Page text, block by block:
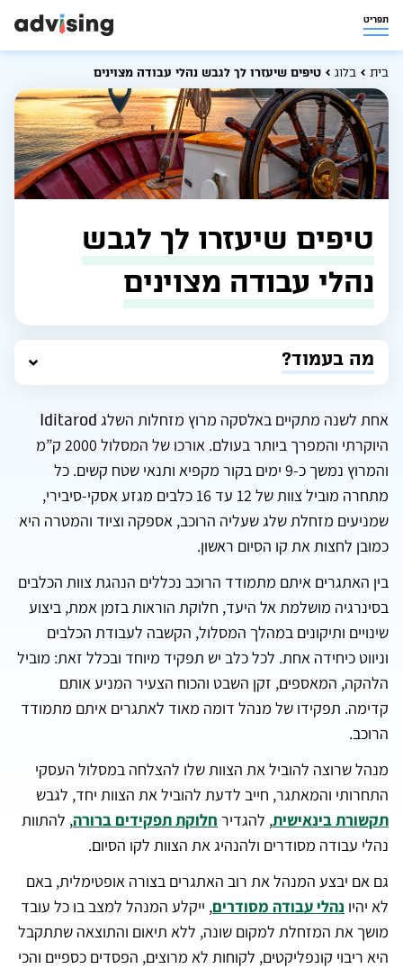
תפריט
בית בלוג טיפים שיעזרו לך לגבש נהלי עבודה מצוינים
טיפים שיעזרו לך לגבש
נהלי עבודה מצוינים
מה בעמוד?
אחת לשנה מתקיים באלסקה מרוץ מזחלות השלג Iditarod
היוקרתי והמפרך ביותר בעולם. אורכו של המסלול 2000 ק”מ
והמרוץ נמשך כ-9 ימים בקור מקפיא ותנאי שטח קשים. כל
מתחרה מוביל צוות של 12 עד 16 כלבים מגזע אסקי-סיבירי,
שמניעים מזחלת שלג שעליה הרוכב, אספקה וציוד והמטרה היא
כמובן לחצות את קו הסיום ראשון.
בין האתגרים איתם מתמודד הרוכב נכללים הנהגת צוות הכלבים
בסינרגיה מושלמת אל היעד, חלוקת הוראות בזמן אמת, ביצוע
שינויים ותיקונים במהלך המסלול, הקשבה לעבודת הכלבים
וניווט כיחידה אחת. לכל כלב יש תפקיד מיוחד ובכלל זאת: מוביל
הלהקה, המאספים, זקן השבט והכוח הצעיר המניע אותם
קדימה. תפקידו של מנהל דומה מאוד לאתגרים איתם מתמודד
הרוכב.
מנהל שרוצה להוביל את הצוות שלו להצלחה במסלול העסקי
התחרותי והמאתגר, חייב לדעת להוביל את הצוות יחד, לגבש
תקשורת בינאישית, להגדיר חלוקת תפקידים ברורה, להתוות
נהלי עבודה מסודרים ולהנהיג את הצוות לקו הסיום.
גם אם יבצע המנהל את רוב האתגרים בצורה אופטימלית, באם
לא יהיו נהלי עבודה מסודרים, ייקלע המנהל למצב בו כל עובד
מושך את המזחלת למקום שונה, ללא תיאום והתוצאה שתתקבל
היא ריבוי קונפליקטים, לקוחות לא מרוצים, הפסדים כספיים והכי